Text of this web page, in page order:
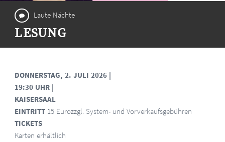
Laute Nächte
LESUNG
DONNERSTAG, 2. JULI 2026 |
19:30 UHR |
KAISERSAAL
EINTRITT 15 Eurozzgl. System- und Vorverkaufsgebühren
TICKETS
Karten erhältlich